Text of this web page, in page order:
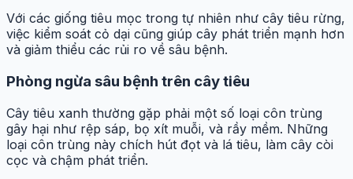
Với các giống tiêu mọc trong tự nhiên như cây tiêu rừng,
việc kiểm soát cỏ dại cũng giúp cây phát triển mạnh hơn
và giảm thiểu các rủi ro về sâu bệnh.
Phòng ngừa sâu bệnh trên cây tiêu
Cây tiêu xanh thường gặp phải một số loại côn trùng
gây hại như rệp sáp, bọ xít muỗi, và rầy mềm. Những
loại côn trùng này chích hút đọt và lá tiêu, làm cây còi
cọc và chậm phát triển.